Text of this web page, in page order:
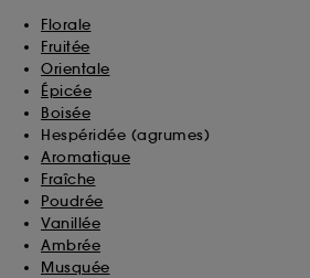
Florale
Fruitée
Orientale
Épicée
Boisée
Hespéridée (agrumes)
Aromatique
Fraîche
Poudrée
Vanillée
Ambrée
Musquée